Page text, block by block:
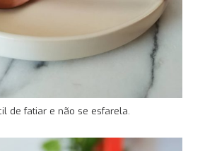
de fatiar e não se esfarela.